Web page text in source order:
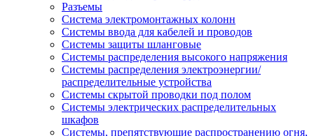
Разъемы
Система электромонтажных колонн
Системы ввода для кабелей и проводов
Системы защиты шланговые
Системы распределения высокого напряжения
Системы распределения электроэнергии/
распределительные устройства
Системы скрытой проводки под полом
Системы электрических распределительных
шкафов
Системы, препятствующие распространению огня,